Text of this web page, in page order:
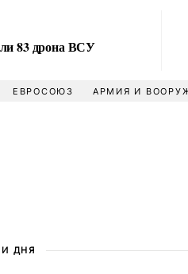
83 дрона ВСУ
ЕВРОСОЮЗ АРМИЯ И
ДНЯ